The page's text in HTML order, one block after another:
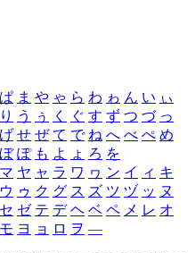
ぱ ま や ゃ ら わ ゎ ん い ぃ
り う ぅ く ぐ す ず つ づ っ
げ せ ぜ て で ね へ べ ぺ め
ぼ ぽ も よ ょ ろ を
マ ヤ ャ ラ ワ ヮ ン イ ィ キ
ウ ゥ ク グ ス ズ ツ ヅ ッ ヌ
セ ゼ テ デ ヘ ベ ペ メ レ オ
モ ヨ ョ ロ ヲ ―